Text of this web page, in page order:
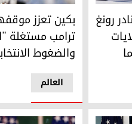
المتحدة قطبان يكملان بعضهما
رونغ بكين تعزز موقفها
العالم
بكين تعزز
ترامب مستغلة
والضغوط